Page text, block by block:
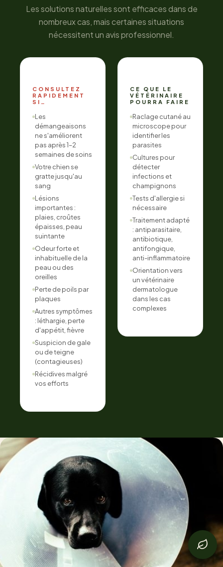
Les solutions naturelles sont efficaces dans de
nombreux cas, mais certaines situations
nécessitent un avis professionnel.
CONSULTEZ
RAPIDEMENT
SI…
Les
démangeaisons
ne s'améliorent
pas après 1–2
semaines de soins
Votre chien se
gratte jusqu'au
sang
Lésions
importantes :
plaies, croûtes
épaisses, peau
suintante
Odeur forte et
inhabituelle de la
peau ou des
oreilles
Perte de poils par
plaques
Autres symptômes
: léthargie, perte
d'appétit, fièvre
Suspicion de gale
ou de teigne
(contagieuses)
Récidives malgré
vos efforts
CE QUE LE
VÉTÉRINAIRE
POURRA FAIRE
Raclage cutané au
microscope pour
identifier les
parasites
Cultures pour
détecter
infections et
champignons
Tests d'allergie si
nécessaire
Traitement adapté
: antiparasitaire,
antibiotique,
antifongique,
anti-inflammatoire
Orientation vers
un vétérinaire
dermatologue
dans les cas
complexes